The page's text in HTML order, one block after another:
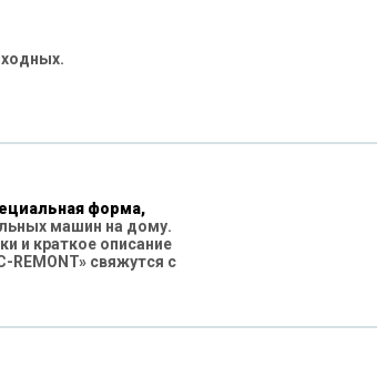
форма,
машин на дому.
и краткое описание
свяжутся с